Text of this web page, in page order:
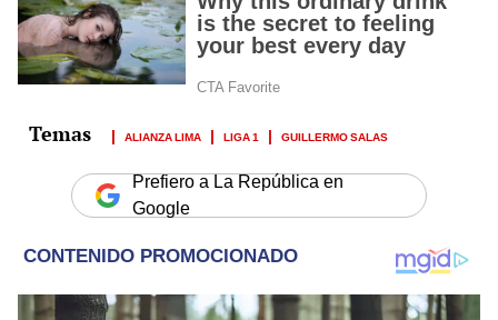
ALIANZA LIMA LIGA 1 GUILLERMO SALAS
Prefiero a La República en
Google